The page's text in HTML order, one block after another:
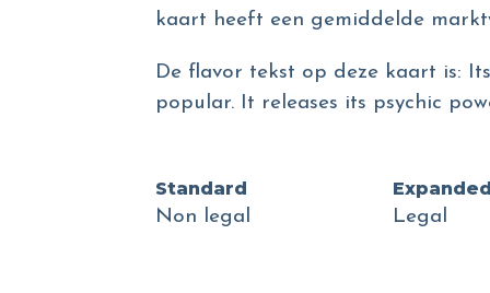
kaart heeft een gemiddelde
De flavor tekst op deze kaart is:
popular. It releases its psychic
Standard
Non legal
Legal